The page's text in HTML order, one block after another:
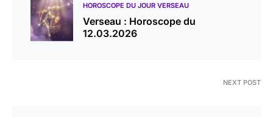
HOROSCOPE DU JOUR VERSEAU
Verseau : Horoscope du
12.03.2026
NEXT POST